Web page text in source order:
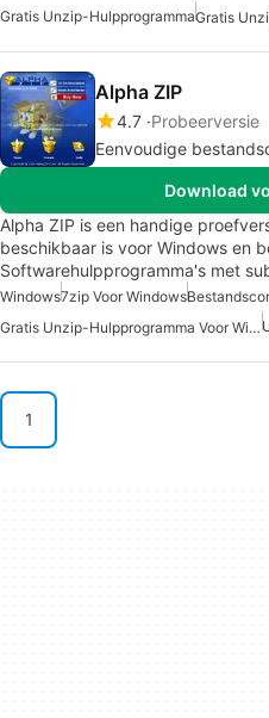
Gratis Unzip-Hulpprogramma
Alpha ZIP
4.7 Probeerversie
Eenvoudige
Download
Alpha ZIP is een handige
beschikbaar is voor Windows en
Softwarehulpprogramma's met
Windows7zip Voor Windows
Gratis Unzip-Hulpprogramma Voor Windows
1